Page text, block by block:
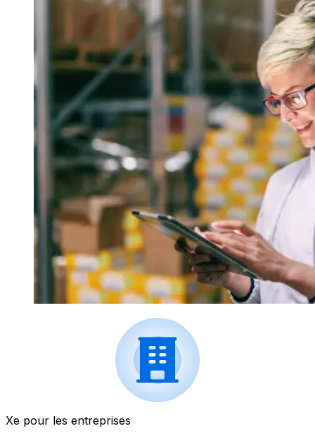
Xe pour les entreprises